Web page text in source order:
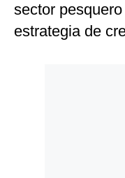
sector
estrategia de